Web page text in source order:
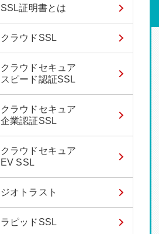
SSL証明書とは
クラウドSSL
クラウドセキュア
スピード認証SSL
クラウドセキュア
企業認証SSL
クラウドセキュア
EV SSL
ジオトラスト
ラピッドSSL